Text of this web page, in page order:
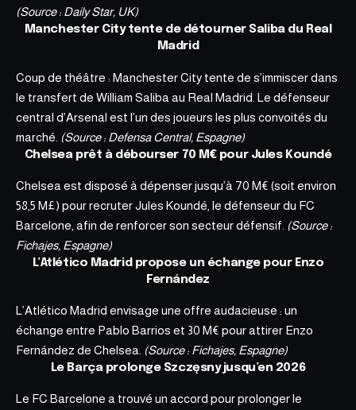
(Source : Daily Star, UK)
Manchester City tente de détourner Saliba du Real
Madrid
Coup de théâtre : Manchester City tente de s’immiscer dans
le transfert de William Saliba au Real Madrid. Le défenseur
central d’Arsenal est l’un des joueurs les plus convoités du
marché. (Source : Defensa Central, Espagne)
Chelsea prêt à débourser 70 M€ pour Jules Koundé
Chelsea est disposé à dépenser jusqu’à 70 M€ (soit environ
58,5 M£) pour recruter Jules Koundé, le défenseur du FC
Barcelone, afin de renforcer son secteur défensif. (Source :
Fichajes, Espagne)
L’Atlético Madrid propose un échange pour Enzo
Fernández
L’Atlético Madrid envisage une offre audacieuse : un
échange entre Pablo Barrios et 30 M€ pour attirer Enzo
Fernández de Chelsea. (Source : Fichajes, Espagne)
Le Barça prolonge Szczęsny jusqu’en 2026
Le FC Barcelone a trouvé un accord pour prolonger le